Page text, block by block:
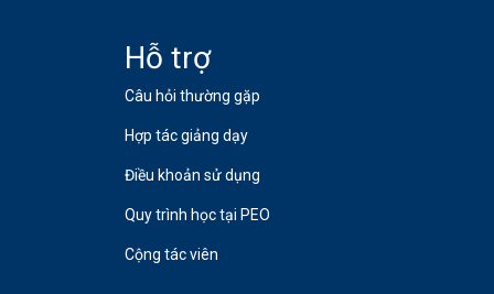
Hỗ trợ
Câu hỏi thường gặp
Hợp tác giảng dạy
Điều khoản sử dụng
Quy trình học tại PEO
Cộng tác viên